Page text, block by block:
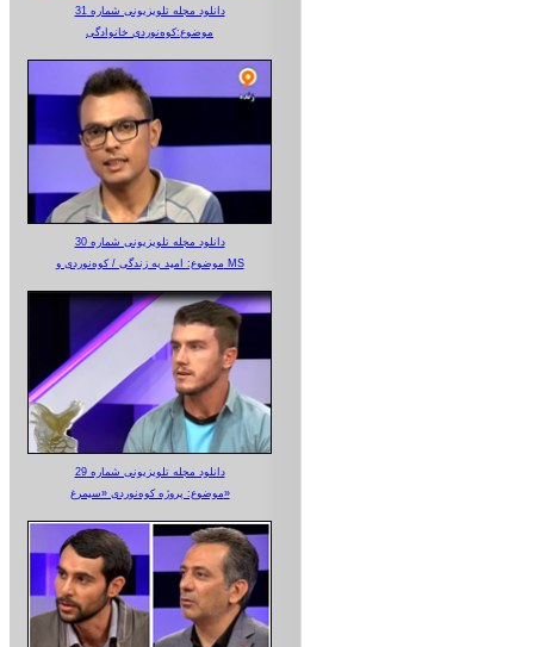
دانلود مجله تلویزیونی شماره 31
موضوع:کوه‌نوردی خانوادگی
دانلود مجله تلویزیونی شماره 30
موضوع: امید به زندگی / کوه‌نوردی و MS
دانلود مجله تلویزیونی شماره 29
موضوع: پروژه کوه‌نوردی «سیمرغ»